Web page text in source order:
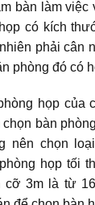
bàn làm việc
có kích
phải cân
phòng đó có
họp của
bàn
nên chọn
họp tối
3m là từ